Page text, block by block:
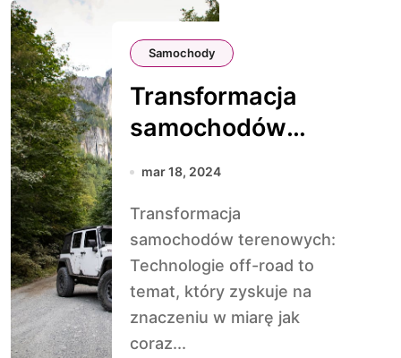
Samochody
Transformacja
samochodów
terenowych:
road
mar 18, 2024
Transformacja
samochodów terenowych:
Technologie off-road to
temat, który zyskuje na
znaczeniu w miarę jak
coraz...